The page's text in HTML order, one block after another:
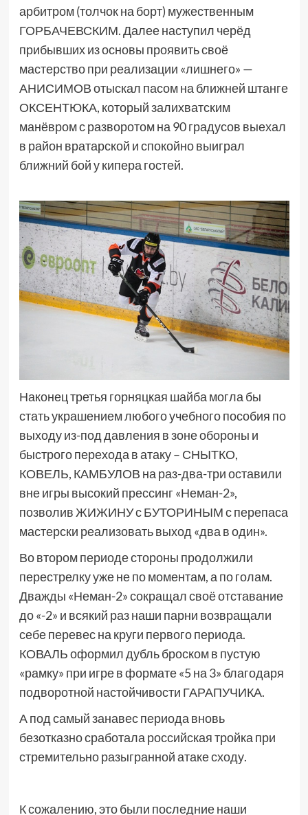
арбитром (толчок на борт) мужественным
ГОРБАЧЕВСКИМ. Далее наступил черёд
прибывших из основы проявить своё
мастерство при реализации «лишнего» —
АНИСИМОВ отыскал пасом на ближней штанге
ОКСЕНТЮКА, который залихватским
манёвром с разворотом на 90 градусов выехал
в район вратарской и спокойно выиграл
ближний бой у кипера гостей.
Наконец третья горняцкая шайба могла бы
стать украшением любого учебного пособия по
выходу из-под давления в зоне обороны и
быстрого перехода в атаку – СНЫТКО,
КОВЕЛЬ, КАМБУЛОВ на раз-два-три оставили
вне игры высокий прессинг «Неман-2»,
позволив ЖИЖИНУ с БУТОРИНЫМ с перепаса
мастерски реализовать выход «два в один».
Во втором периоде стороны продолжили
перестрелку уже не по моментам, а по голам.
Дважды «Неман-2» сокращал своё отставание
до «-2» и всякий раз наши парни возвращали
себе перевес на круги первого периода.
КОВАЛЬ оформил дубль броском в пустую
«рамку» при игре в формате «5 на 3» благодаря
подворотной настойчивости ГАРАПУЧИКА.
А под самый занавес периода вновь
безотказно сработала российская тройка при
стремительно разыгранной атаке сходу.
К сожалению, это были последние наши